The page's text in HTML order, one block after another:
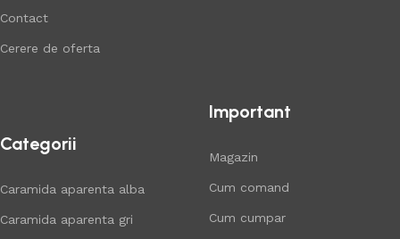
Contact
Cerere de oferta
Categorii
Caramida aparenta alba
Caramida aparenta gri
Important
Magazin
Cum comand
Cum cumpar